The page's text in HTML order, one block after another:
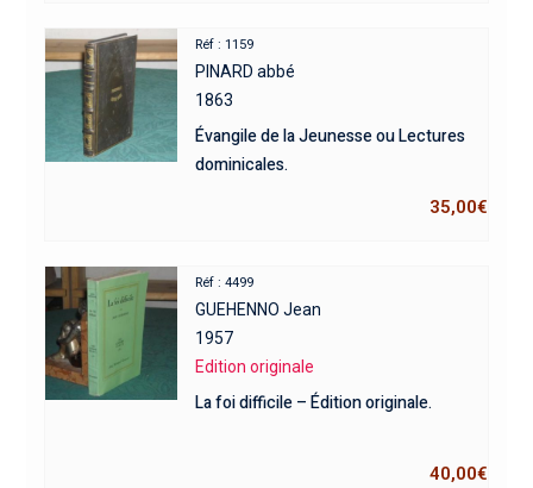
Réf : 1159
PINARD abbé
1863
Évangile de la Jeunesse ou Lectures
dominicales.
35,00€
Réf : 4499
GUEHENNO Jean
1957
Edition originale
La foi difficile – Édition originale.
40,00€